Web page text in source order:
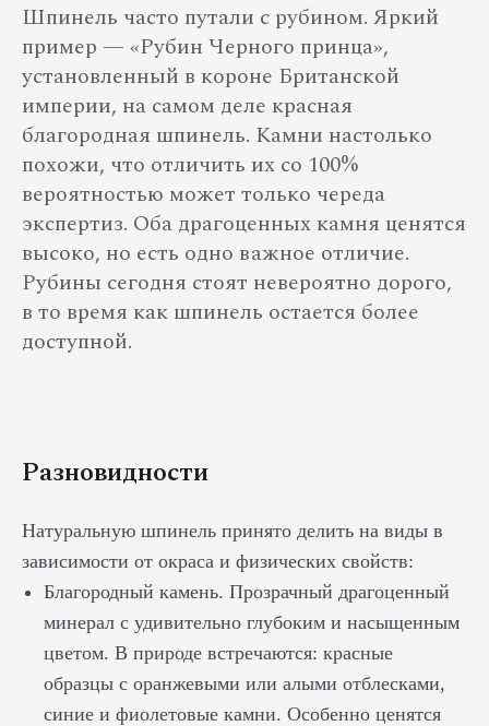
Шпинель часто путали с рубином. Яркий
пример — «Рубин Черного принца»,
установленный в короне Британской
империи, на самом деле красная
благородная шпинель. Камни настолько
похожи, что отличить их со 100%
вероятностью может только череда
экспертиз. Оба драгоценных камня ценятся
высоко, но есть одно важное отличие.
Рубины сегодня стоят невероятно дорого,
в то время как шпинель остается более
доступной.
Разновидности
Натуральную шпинель принято делить на виды в
зависимости от окраса и физических свойств:
Благородный камень. Прозрачный драгоценный
минерал с удивительно глубоким и насыщенным
цветом. В природе встречаются: красные
образцы с оранжевыми или алыми отблесками,
синие и фиолетовые камни. Особенно ценятся